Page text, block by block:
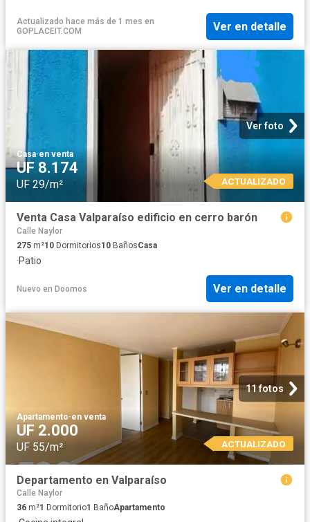
Actualizado hace más de 1 mes en
GOPLACEIT.COM
Ver en detalle
Ver foto
Casa·en venta
UF 8.174
UF 29/m² ACTUALIZADO
Venta Casa Valparaíso edificio en cerro barón
Calle Naylor
275 m²10 Dormitorios10 BañosCasa
·Patio
Nuevo en Doomos Ver en detalle
11 fotos
Apartamento·en venta
UF 2.000
UF 55/m² ACTUALIZADO
Departamento en Valparaíso
Calle Naylor
36 m²1 Dormitorio1 BañoApartamento